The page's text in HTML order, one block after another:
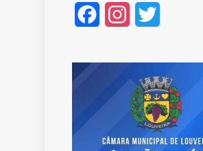
FacebookInstagram